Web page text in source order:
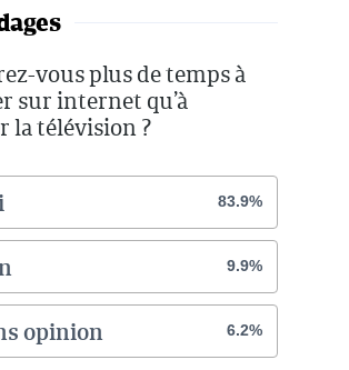
vous plus de temps à
sur internet qu’à
la télévision ?
83.9%
9.9%
opinion 6.2%